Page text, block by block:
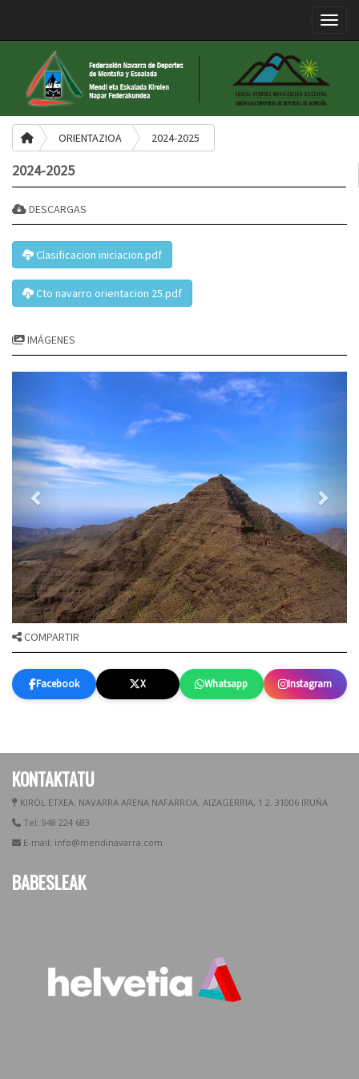
ORIENTAZIOA 2024-2025
2024-2025
DESCARGAS
Clasificacion iniciacion.pdf
Cto navarro orientacion 25.pdf
IMÁGENES
COMPARTIR
Facebook X Whatsapp Instagram
KONTAKTATU
KIROL ETXEA. NAVARRA ARENA NAFARROA. AIZAGERRIA, 1 2. 31006 IRUÑA
Tel: 948 224 683
E-mail: info@mendinavarra.com
BABESLEAK